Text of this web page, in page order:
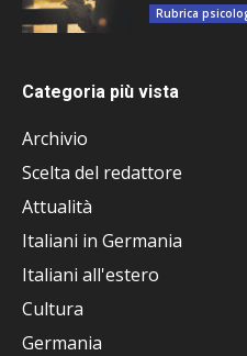
Rubrica
Categoria più vista
Archivio
Scelta del redattore
Attualità
Italiani in Germania
Italiani all'estero
Cultura
Germania